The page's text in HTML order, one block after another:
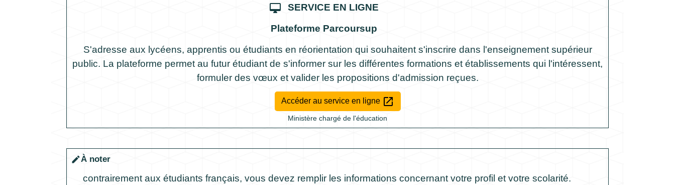
desktop_mac
SERVICE EN LIGNE
Plateforme Parcoursup
S'adresse aux lycéens, apprentis ou étudiants en réorientation qui souhaitent s'inscrire dans l'enseignement supérieur
public. La plateforme permet au futur étudiant de s'informer sur les différentes formations et établissements qui l'intéressent,
formuler des vœux et valider les propositions d'admission reçues.
Accéder au service en ligne open_in_new
Ministère chargé de l'éducation
editÀ noter
contrairement aux étudiants français, vous devez remplir les informations concernant votre profil et votre scolarité.